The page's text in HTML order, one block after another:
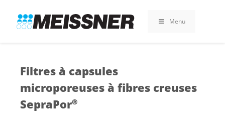
search
footer
contenu
Menu
Filtres à capsules
microporeuses à fibres creuses
SepraPor®